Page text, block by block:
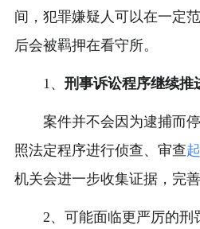
间，犯罪嫌疑人可以在一定
后会被羁押在看守所。
1、 刑事诉讼程序继续推
案件并不会因为逮捕而
照法定程序进行侦查、审查
机关会进一步收集证据，完
2、可能面临更严厉的刑